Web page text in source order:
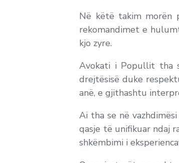
Në këtë takim morën
rekomandimet e
kjo zyre.
Avokati i Popullit tha
drejtësisë duke
anë, e gjithashtu
Ai tha se në
qasje të unifikuar ndaj
shkëmbimi i